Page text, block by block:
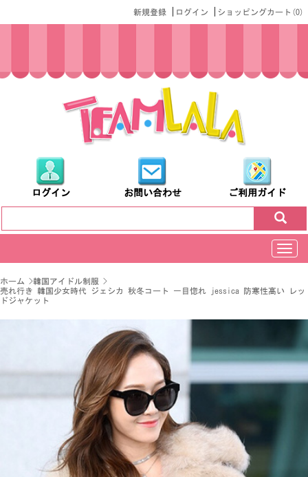
ショッピングカート(0)
ログイン
新規登録
ログイン お問い合わせ ご利用ガイド
切
换
航
ホーム >韓国アイドル制服 >
売れ行き 韓国少女時代 ジェシカ 秋冬コート 一目惚れ jessica 防寒性高い レッ
ドジャケット